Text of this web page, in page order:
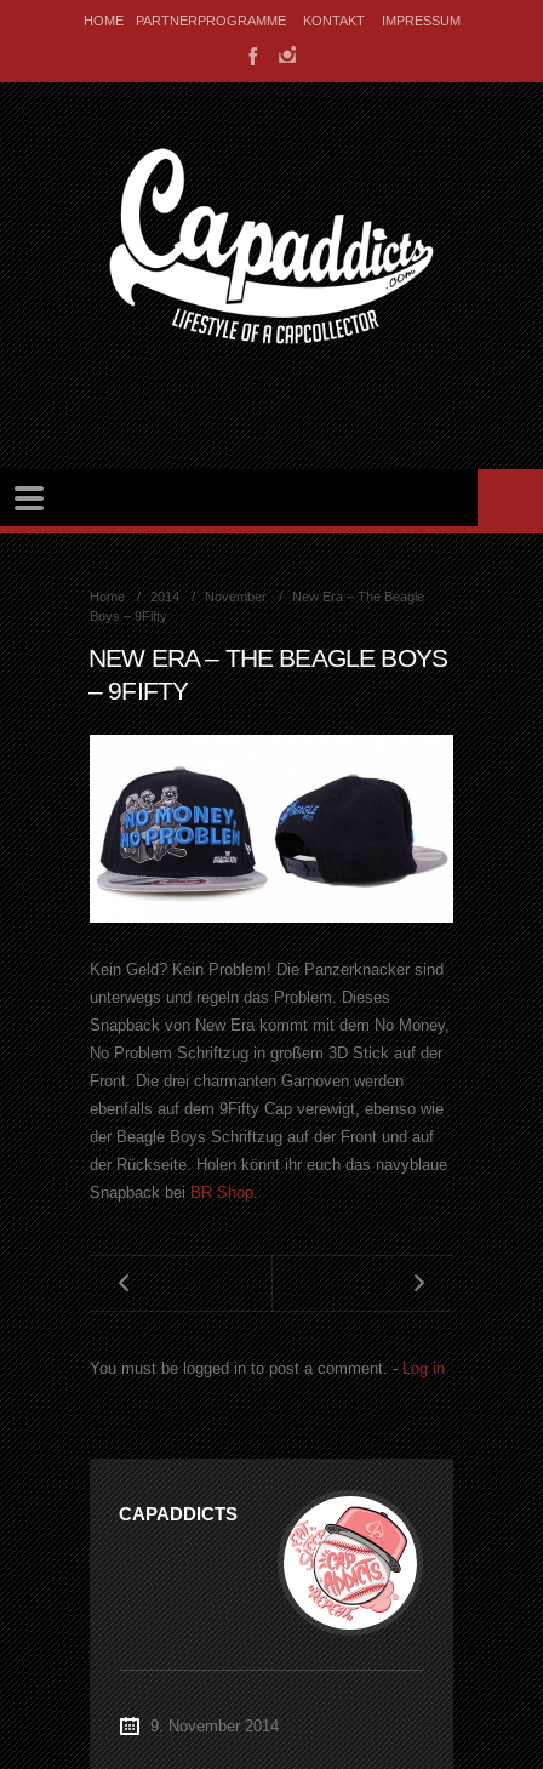
HOME PARTNERPROGRAMME KONTAKT IMPRESSUM
Home 2014 November
New Era – The Beagle
Boys – 9Fifty
NEW ERA – THE BEAGLE BOYS
– 9FIFTY
Kein Geld? Kein Problem! Die Panzerknacker sind
unterwegs und regeln das Problem. Dieses
Snapback von New Era kommt mit dem No Money,
No Problem Schriftzug in großem 3D Stick auf der
Front. Die drei charmanten Garnoven werden
ebenfalls auf dem 9Fifty Cap verewigt, ebenso wie
der Beagle Boys Schriftzug auf der Front und auf
der Rückseite. Holen könnt ihr euch das navyblaue
Snapback beiBR Shop.
You must be logged in to post a comment. -Log in
CAPADDICTS
9. November 2014